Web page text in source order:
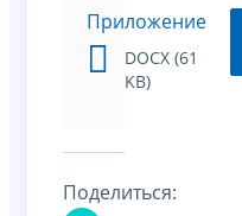
Приложение
DOCX (61
KB)
Поделиться: